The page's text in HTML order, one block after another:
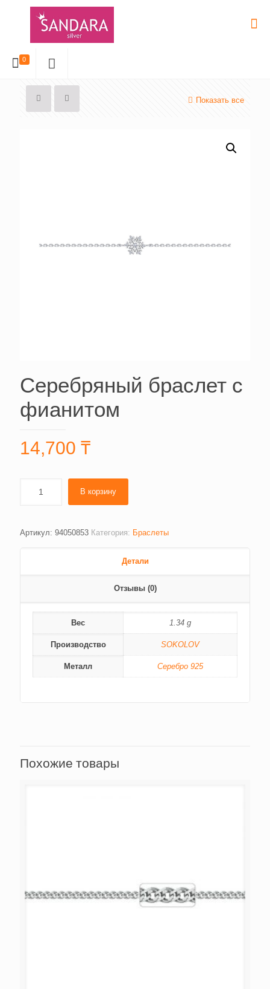
0
Показать все
Серебряный браслет с
фианитом
14,700 ₸
В корзину
Артикул: 94050853 Категория: Браслеты
Детали
Отзывы (0)
Вес 1.34 g
Производство SOKOLOV
Металл Серебро 925
Похожие товары